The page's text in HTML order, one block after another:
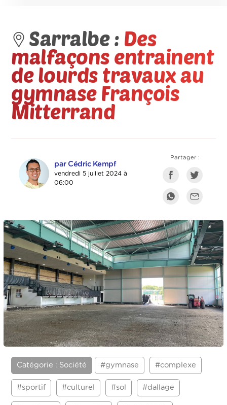
Sarralbe : Des
malfaçons entrainent
de lourds travaux au
gymnase François
Mitterrand
par Cédric Kempf
vendredi 5 juillet 2024 à
06:00
Partager :
Catégorie : Société #gymnase #complexe
#sportif #culturel #sol #dallage